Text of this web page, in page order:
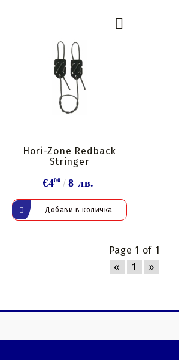
Hori-Zone Redback
Stringer
€400 8 лв.
Page 1 of 1
«
1 »